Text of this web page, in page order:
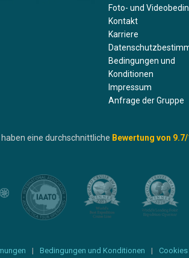
Foto- und
Kontakt
Karriere
Bedingungen und
Konditionen
Impressum
Anfrage der Gruppe
eine durchschnittliche Bewertung von 9.7/
Bedingungen und Konditionen Cookies